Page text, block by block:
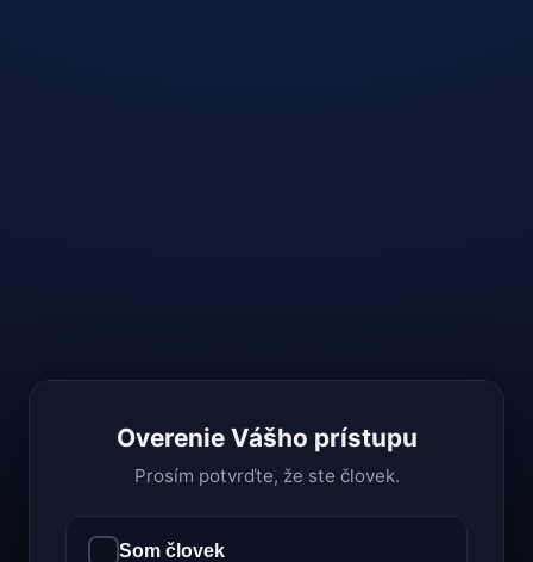
Overenie Vášho prístupu
Prosím potvrďte, že ste človek.
Som človek